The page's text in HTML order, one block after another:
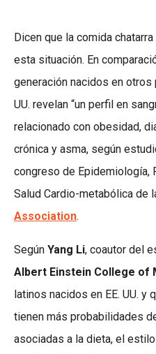
Dicen que la comida
esta situación. En
generación nacidos en otros
UU. revelan “un perfil en
relacionado con obesidad,
crónica y asma, según
congreso de Epidemiología,
Salud Cardio-metabólica de
Association.
Según Yang Li, coautor del
Albert Einstein College of
latinos nacidos en EE. UU.
tienen más probabilidades
asociadas a la dieta, el